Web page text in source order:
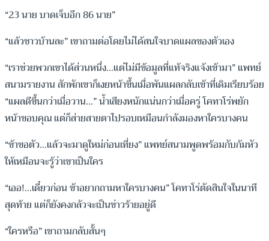
“23 นาย บาดเจ็บอีก 86 นาย”
“แล้วชาวบ้านละ” เขาถามต่อโดยไม่ได้สนใจบาดแผลของตัวเอง
“เราช่วยพวกเขาได้ส่วนหนึ่ง…แต่ไม่มีข้อมูลที่แท้จริงแจ้งเข้ามา” แพทย์
สนามรายงาน สักพักเขาก็เงยหน้าขึ้นเมื่อพันแผลกลับเข้าที่เดิมเรียบร้อย
“แผลดีขึ้นกว่าเมื่อวาน…” น้ำเสียงหนักแน่นกว่าเมื่อครู่ โคทาโร่พยัก
หน้าขอบคุณ แต่ก็ส่ายสายตาไปรอบเหมือนกำลังมองหาใครบางคน
“ข้าขอตัว…แล้วจะมาดูใหม่ก่อนเที่ยง” แพทย์สนามพูดพร้อมกับก้มหัว
ให้เหมือนจะรู้ว่าเขาเป็นใคร
“เออ!…เดี๋ยวก่อน ข้าอยากถามหาใครบางคน” โคทาโร่ตัดสินใจในนาที
สุดท้าย แต่ก็ยังคงกลัวจะเป็นข่าวร้ายอยู่ดี
“ใครหรือ” เขาถามกลับสั้นๆ